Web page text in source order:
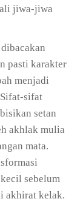
jiwa-jiwa
pasti karakter
menjadi
sifat
setan
akhlak mulia
mata.
sebelum
akhirat kelak.